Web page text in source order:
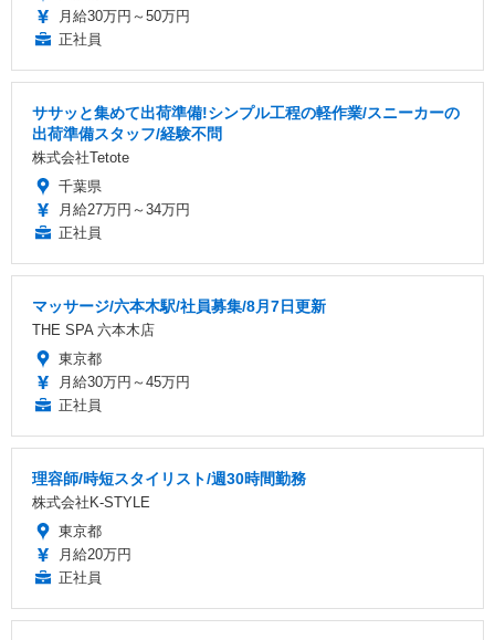
月給30万円～50万円
正社員
ササッと集めて出荷準備!シンプル工程の軽作業/スニーカーの
出荷準備スタッフ/経験不問
株式会社Tetote
千葉県
月給27万円～34万円
正社員
マッサージ/六本木駅/社員募集/8月7日更新
THE SPA 六本木店
東京都
月給30万円～45万円
正社員
理容師/時短スタイリスト/週30時間勤務
株式会社K-STYLE
東京都
月給20万円
正社員